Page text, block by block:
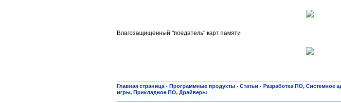
Влагозащищенный "поедатель" карт памяти
Главная страница - Программные продукты - Статьи - Разработка ПО, Системное
игры, Прикладное ПО, Драйверы